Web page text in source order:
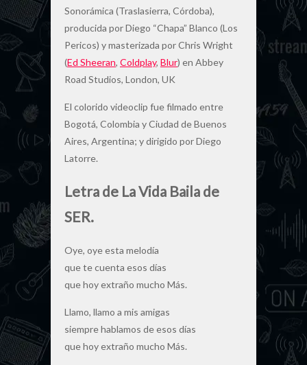
Sonorámica (Traslasierra, Córdoba),
producida por Diego “Chapa” Blanco (Los
Pericos) y masterizada por Chris Wright
(Ed Sheeran, Coldplay, Blur) en Abbey
Road Studios, London, UK
El colorido videoclip fue filmado entre
Bogotá, Colombia y Ciudad de Buenos
Aires, Argentina; y dirigido por Diego
Latorre.
Letra de La Vida Baila de
SER.
Oye, oye esta melodía
que te cuenta esos días
que hoy extraño mucho Más.
Llamo, llamo a mis amigas
siempre hablamos de esos días
que hoy extraño mucho Más.